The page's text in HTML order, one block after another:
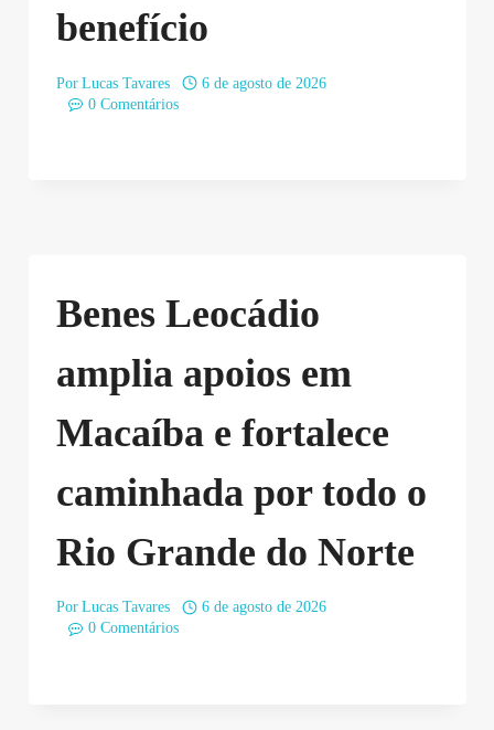
benefício
Por Lucas Tavares
6 de agosto de 2026
0 Comentários
Benes Leocádio
amplia apoios em
Macaíba e fortalece
caminhada por todo o
Rio Grande do Norte
Por Lucas Tavares
6 de agosto de 2026
0 Comentários